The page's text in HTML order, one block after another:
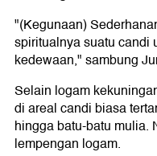
"(Kegunaan)
spiritualnya suatu candi
kedewaan," sambung
Selain logam
di areal candi biasa
hingga batu-batu mulia.
lempengan logam.